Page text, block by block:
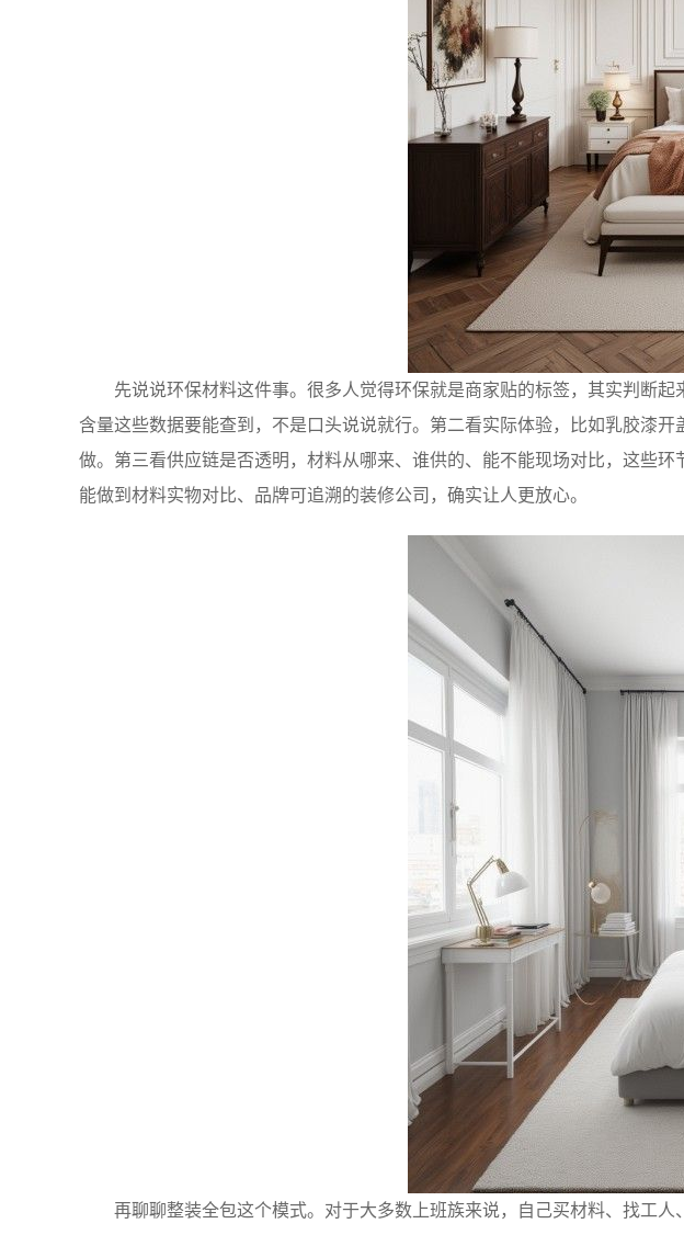
先说说环保材料这件事。很多人觉得环保就是商家贴的标签，其实判断
含量这些数据要能查到，不是口头说说就行。第二看实际体验，比如乳胶漆
做。第三看供应链是否透明，材料从哪来、谁供的、能不能现场对比，这些环
能做到材料实物对比、品牌可追溯的装修公司，确实让人更放心。
再聊聊整装全包这个模式。对于大多数上班族来说，自己买材料、找工